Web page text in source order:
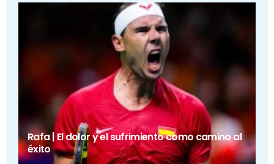
Rafa | El dolor y el sufrimiento como camino al
éxito